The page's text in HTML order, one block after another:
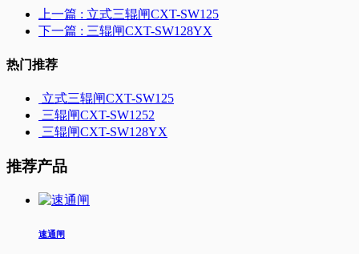
上一篇 : 立式三辊闸CXT-SW125
下一篇 : 三辊闸CXT-SW128YX
热门推荐
立式三辊闸CXT-SW125
三辊闸CXT-SW1252
三辊闸CXT-SW128YX
推荐产品
速通闸